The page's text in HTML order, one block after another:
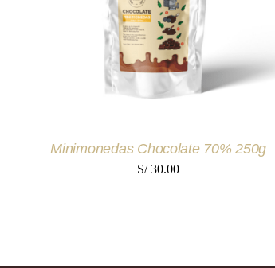
VIEW
Minimonedas Chocolate 70% 250g
S/30.00